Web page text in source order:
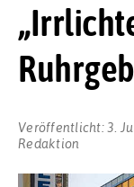
Veröffentlicht:3.
Redaktion